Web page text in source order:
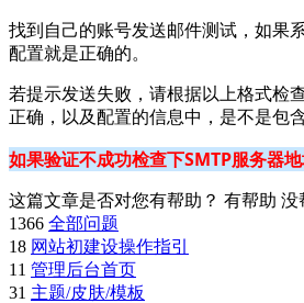
找到自己的账号发送邮件测试，如果
配置就是正确的。
若提示发送失败，请根据以上格式检
正确，以及配置的信息中，是不是包含
如果验证不成功检查下SMTP服务器
这篇文章是否对您有帮助？ 有帮助 没
1366 全部问题
18 网站初建设操作指引
11 管理后台首页
31 主题/皮肤/模板